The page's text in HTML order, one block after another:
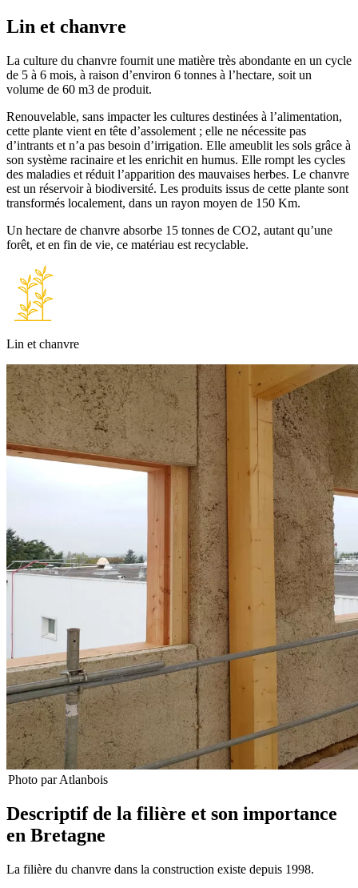
Lin et chanvre
La culture du chanvre fournit une matière très abondante en un cycle
de 5 à 6 mois, à raison d’environ 6 tonnes à l’hectare, soit un
volume de 60 m3 de produit.
Renouvelable, sans impacter les cultures destinées à l’alimentation,
cette plante vient en tête d’assolement ; elle ne nécessite pas
d’intrants et n’a pas besoin d’irrigation. Elle ameublit les sols grâce à
son système racinaire et les enrichit en humus. Elle rompt les cycles
des maladies et réduit l’apparition des mauvaises herbes. Le chanvre
est un réservoir à biodiversité. Les produits issus de cette plante sont
transformés localement, dans un rayon moyen de 150 Km.
Un hectare de chanvre absorbe 15 tonnes de CO2, autant qu’une
forêt, et en fin de vie, ce matériau est recyclable.
Lin et chanvre
Photo par Atlanbois
Descriptif de la filière et son importance
en Bretagne
La filière du chanvre dans la construction existe depuis 1998.